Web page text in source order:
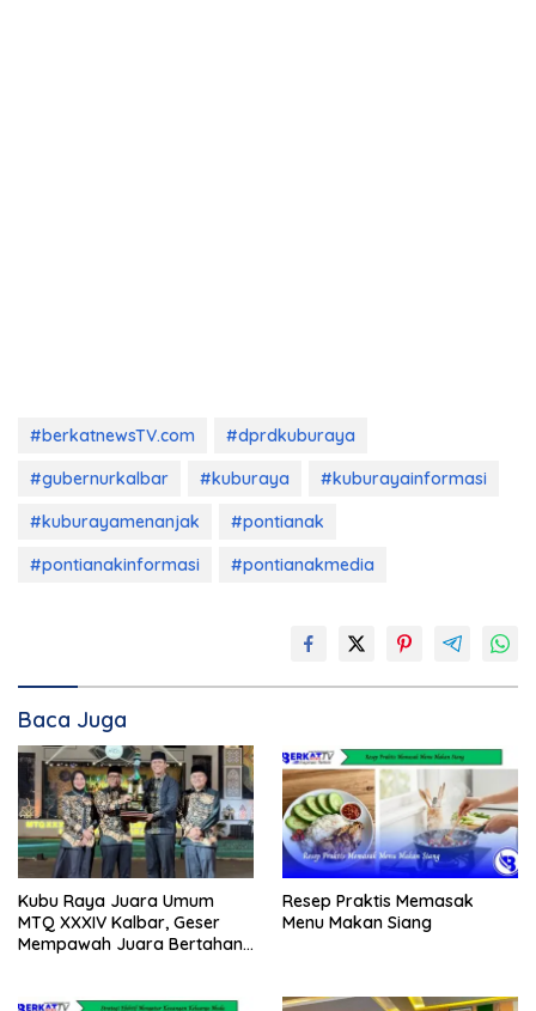
#berkatnewsTV.com
#dprdkuburaya
#gubernurkalbar
#kuburaya
#kuburayainformasi
#kuburayamenanjak
#pontianak
#pontianakinformasi
#pontianakmedia
Baca Juga
Kubu Raya Juara Umum
MTQ XXXIV Kalbar, Geser
Mempawah Juara Bertahan
Resep Praktis Memasak
Menu Makan Siang